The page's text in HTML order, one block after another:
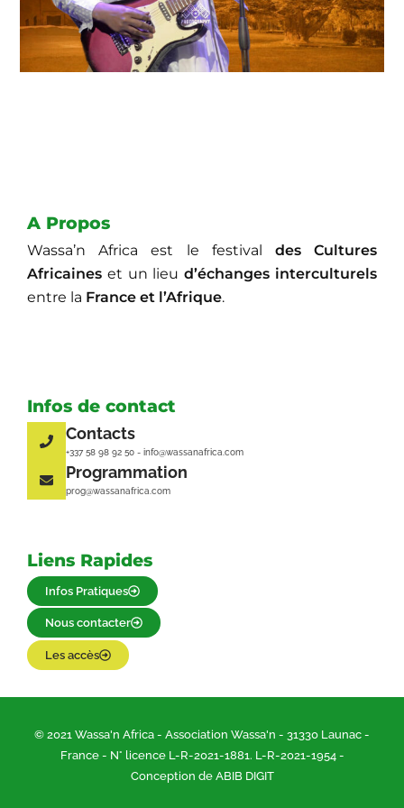
A Propos
Wassa’n Africa est le festival des Cultures
Africaines et un lieud’échanges interculturels
entre la France et l’Afrique.
Infos de contact
Contacts
+337 58 98 92 50 - info@wassanafrica.com
Programmation
prog@wassanafrica.com
Liens Rapides
Infos Pratiques
Nous contacter
Les accès
© 2021 Wassa'n Africa - Association Wassa'n - 31330 Launac -
France - N° licence L-R-2021-1881. L-R-2021-1954 -
Conception de ABIB DIGIT